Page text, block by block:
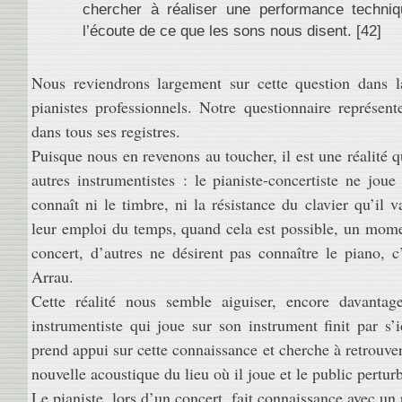
chercher à réaliser une performance
l’écoute de ce que les sons nous disent. [42]
Nous reviendrons largement sur cette question
pianistes professionnels. Notre questionnaire
dans tous ses registres.
Puisque nous en revenons au toucher, il est une
autres instrumentistes : le pianiste-concertiste ne
connaît ni le timbre, ni la résistance du clavier qu’il
leur emploi du temps, quand cela est possible, un
concert, d’autres ne désirent pas connaître le piano,
Arrau.
Cette réalité nous semble aiguiser, encore
instrumentiste qui joue sur son instrument finit par
prend appui sur cette connaissance et cherche à
nouvelle acoustique du lieu où il joue et le public
Le pianiste, lors d’un concert, fait connaissance avec